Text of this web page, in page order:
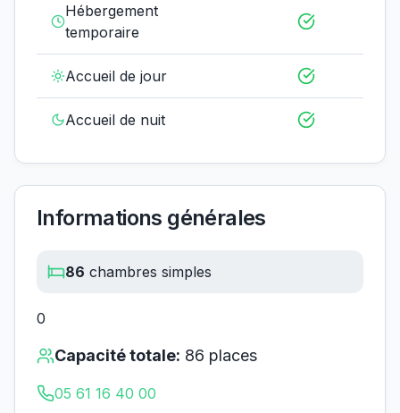
Hébergement
temporaire
Accueil de jour
Accueil de nuit
Informations générales
86 chambres simples
0
Capacité totale: 86 places
05 61 16 40 00